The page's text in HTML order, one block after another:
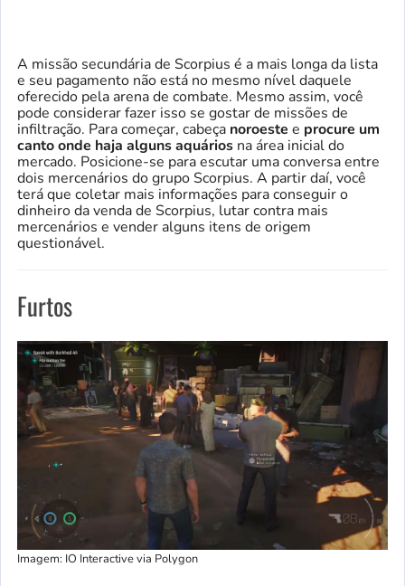
A missão secundária de Scorpius é a mais longa da lista
e seu pagamento não está no mesmo nível daquele
oferecido pela arena de combate. Mesmo assim, você
pode considerar fazer isso se gostar de missões de
infiltração. Para começar, cabeça noroeste e procure um
canto onde haja alguns aquários na área inicial do
mercado. Posicione-se para escutar uma conversa entre
dois mercenários do grupo Scorpius. A partir daí, você
terá que coletar mais informações para conseguir o
dinheiro da venda de Scorpius, lutar contra mais
mercenários e vender alguns itens de origem
questionável.
Furtos
Imagem: IO Interactive via Polygon